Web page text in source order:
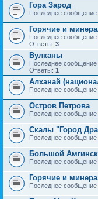
Гора Зарод
Последнее сообщение
Горячие и
Последнее сообщение
Ответы: 3
Вулканы
Последнее сообщение
Ответы: 1
Алханай
Последнее сообщение
Остров Петрова
Последнее сообщение
Скалы "Город
Последнее сообщение
Большой
Последнее сообщение
Горячие и
Последнее сообщение